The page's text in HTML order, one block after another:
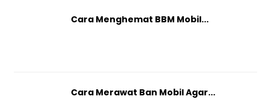
Cara Menghemat BBM Mobil...
Cara Merawat Ban Mobil Agar...